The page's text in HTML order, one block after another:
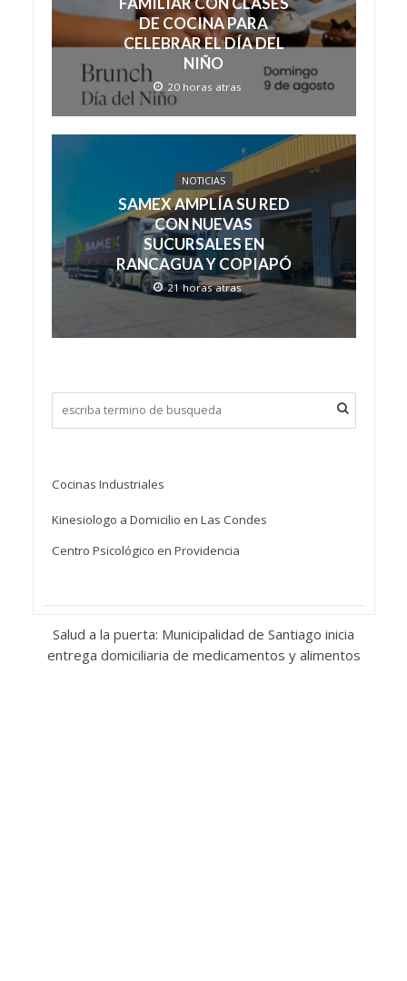
DE COCINA PARA
CELEBRAR EL DÍA DEL
NIÑO
20 horas atras
NOTICIAS
SAMEX AMPLÍA SU RED
CON NUEVAS
SUCURSALES EN
RANCAGUA Y COPIAPÓ
21 horas atras
Cocinas Industriales
Kinesiologo a Domicilio en Las Condes
Centro Psicológico en Providencia
Salud a la puerta: Municipalidad de Santiago inicia
entrega domiciliaria de medicamentos y alimentos